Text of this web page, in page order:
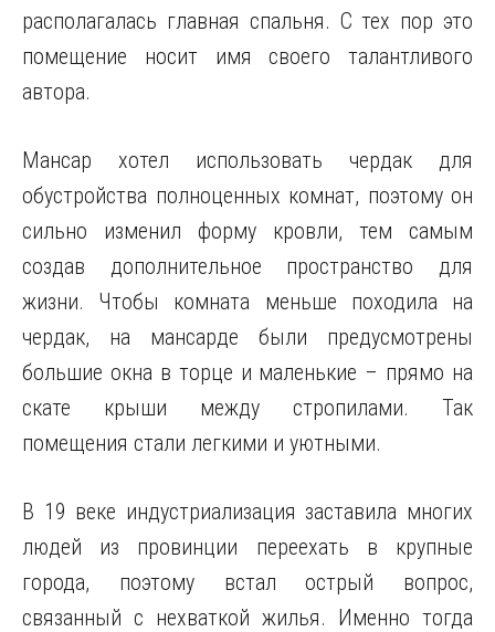
располагалась главная спальня. С тех пор это
помещение носит имя своего талантливого
автора.
Мансар хотел использовать чердак для
обустройства полноценных комнат, поэтому он
сильно изменил форму кровли, тем самым
создав дополнительное пространство для
жизни. Чтобы комната меньше походила на
чердак, на мансарде были предусмотрены
большие окна в торце и маленькие – прямо на
скате крыши между стропилами. Так
помещения стали легкими и уютными.
В 19 веке индустриализация заставила многих
людей из провинции переехать в крупные
города, поэтому встал острый вопрос,
связанный с нехваткой жилья. Именно тогда